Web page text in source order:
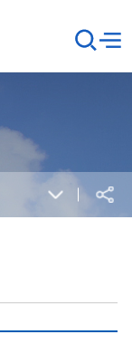
검
색
창
메뉴
공유